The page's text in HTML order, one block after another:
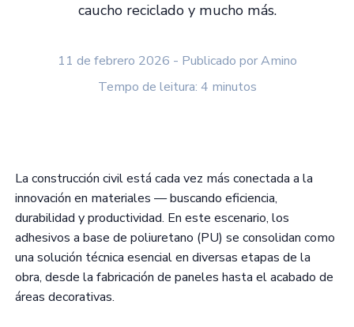
caucho reciclado y mucho más.
11 de febrero 2026 - Publicado por Amino
Tempo de leitura: 4 minutos
La construcción civil está cada vez más conectada a la
innovación en materiales — buscando eficiencia,
durabilidad y productividad. En este escenario, los
adhesivos a base de poliuretano (PU) se consolidan como
una solución técnica esencial en diversas etapas de la
obra, desde la fabricación de paneles hasta el acabado de
áreas decorativas.